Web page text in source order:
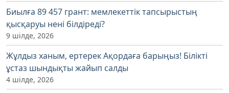
Биылға 89 457 грант: мемлекеттік тапсырыстың
қысқаруы нені білдіреді?
9 шілде, 2026
Жұлдыз ханым, ертерек Ақордаға барыңыз! Білікті
ұстаз шындықты жайып салды
4 шілде, 2026